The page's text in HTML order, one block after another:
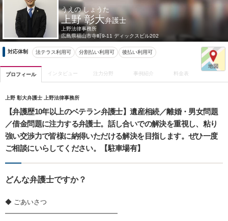
うえの しょうた
上野 彰大弁護士
上野法律事務所
広島県福山市寺町9-11 ディックスビル202
対応体制 法テラス利用可 分割払い利用可 後払い利用可
プロフィール インタビュー 注力分野 事例紹介 料金表
上野 彰大弁護士 上野法律事務所
【弁護歴10年以上のベテラン弁護士】遺産相続／離婚・男女問題
／借金問題に注力する弁護士。話し合いでの解決を重視し、粘り
強い交渉力で皆様に納得いただける解決を目指します。ぜひ一度
ご相談にいらしてください。【駐車場有】
どんな弁護士ですか？
◆ ごあいさつ
━━━━━━━━━━━━━━━━━